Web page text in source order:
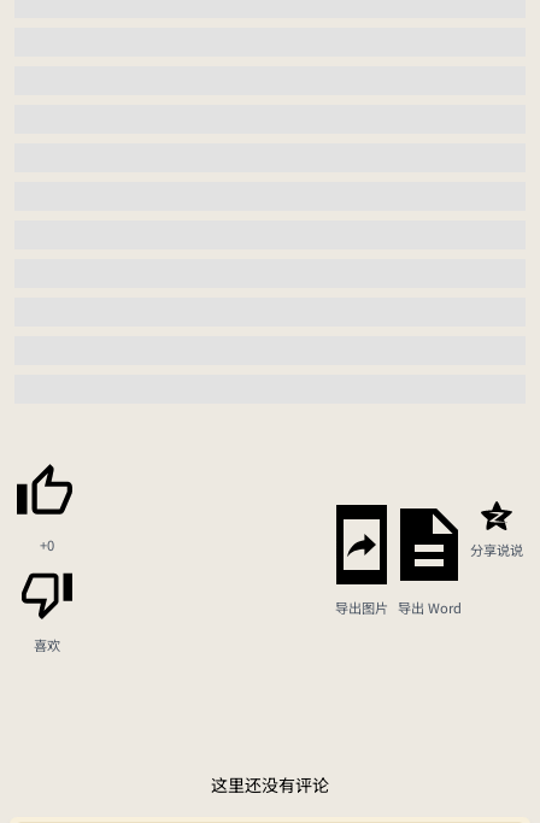
+0
喜欢
导出图片 导出 Word
分享说说
这里还没有评论